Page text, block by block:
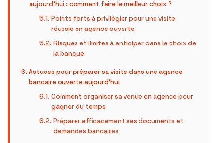
aujourd’hui : comment faire le meilleur choix ?
Points forts à privilégier pour une visite
réussie en agence ouverte
Risques et limites à anticiper dans le choix de
la banque
Astuces pour préparer sa visite dans une agence
bancaire ouverte aujourd’hui
Comment organiser sa venue en agence pour
gagner du temps
Préparer efficacement ses documents et
demandes bancaires